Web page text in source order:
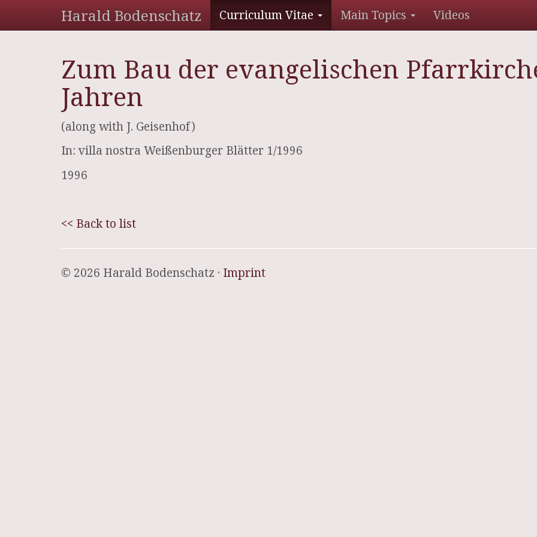
Harald Bodenschatz Curriculum Vitae Main Topics Videos
Zum Bau der evangelischen
Jahren
(along with J. Geisenhof)
In: villa nostra Weißenburger Blätter 1/1996
1996
<< Back to list
© 2026 Harald Bodenschatz · Imprint